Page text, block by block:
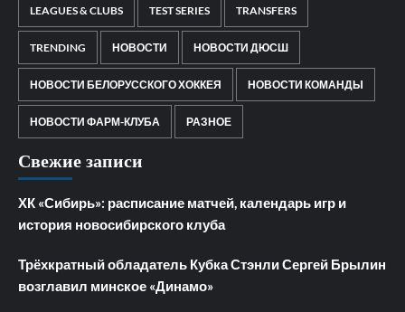
LEAGUES & CLUBS TEST SERIES TRANSFERS
TRENDING НОВОСТИ НОВОСТИ ДЮСШ
НОВОСТИ БЕЛОРУССКОГО ХОККЕЯ НОВОСТИ КОМАНДЫ
НОВОСТИ ФАРМ-КЛУБА РАЗНОЕ
Свежие записи
ХК «Сибирь»: расписание матчей, календарь игр и
история новосибирского клуба
Трёхкратный обладатель Кубка Стэнли Сергей Брылин
возглавил минское «Динамо»